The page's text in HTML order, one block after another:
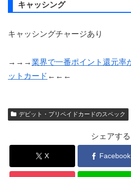
キャッシング
キャッシングチャージあり
→→→業界で一番ポイント還元率
ットカード ←←←
デビット・プリペイドカードのスペック
シェアする
X Facebook